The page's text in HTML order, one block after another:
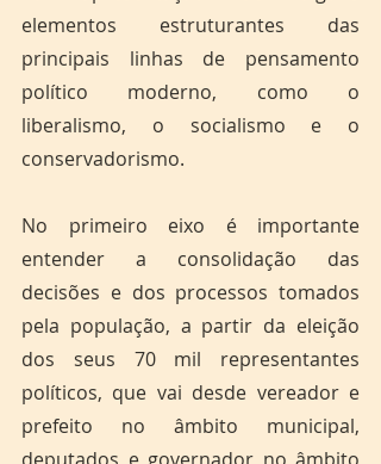
elementos estruturantes das
principais linhas de pensamento
político moderno, como o
liberalismo, o socialismo e o
conservadorismo.
No primeiro eixo é importante
entender a consolidação das
decisões e dos processos tomados
pela população, a partir da eleição
dos seus 70 mil representantes
políticos, que vai desde vereador e
prefeito no âmbito municipal,